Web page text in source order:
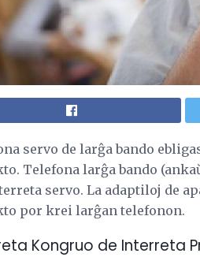
servo de larĝa bando
Telefona larĝa bando
servo. La adaptiloj de
por krei larĝan telefonon.
Kongruo de Interreta